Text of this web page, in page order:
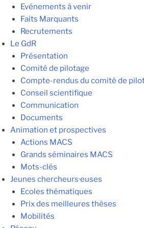
Evénements à venir
Faits Marquants
Recrutements
Le GdR
Présentation
Comité de pilotage
Compte-rendus du comité de
Conseil scientifique
Communication
Documents
Animation et prospectives
Actions MACS
Grands séminaires MACS
Mots-clés
Jeunes chercheurs·euses
Ecoles thématiques
Prix des meilleures thèses
Mobilités